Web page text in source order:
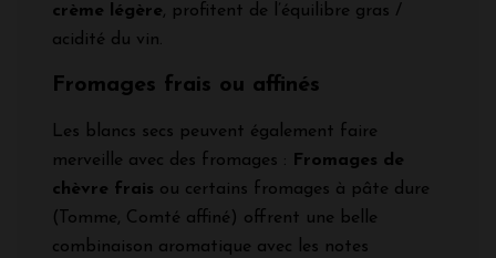
crème légère, profitent de l’équilibre gras /
acidité du vin.
Fromages frais ou affinés
Les blancs secs peuvent également faire
merveille avec des fromages :
Fromages de
chèvre frais ou certains fromages à pâte dure
(Tomme, Comté affiné) offrent une belle
combinaison aromatique avec les notes